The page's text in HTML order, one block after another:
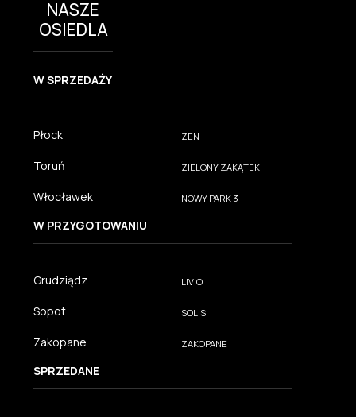
NASZE
OSIEDLA
W SPRZEDAŻY
Płock ZEN
Toruń ZIELONY ZAKĄTEK
Włocławek NOWY PARK 3
W PRZYGOTOWANIU
Grudziądz LIVIO
Sopot SOLIS
Zakopane ZAKOPANE
SPRZEDANE